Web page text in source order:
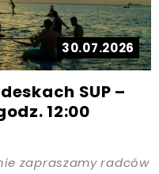
30.07.2026
SUP –
12:00
zapraszamy radców